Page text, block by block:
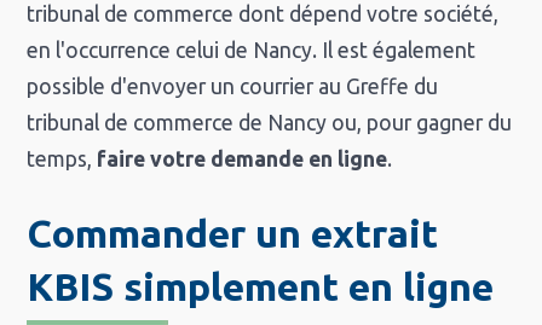
tribunal de commerce dont dépend votre société,
en l'occurrence celui de Nancy. Il est également
possible d'envoyer un courrier au Greffe du
tribunal de commerce de Nancy ou, pour gagner du
temps, faire votre demande en ligne.
Commander un extrait
KBIS simplement en ligne